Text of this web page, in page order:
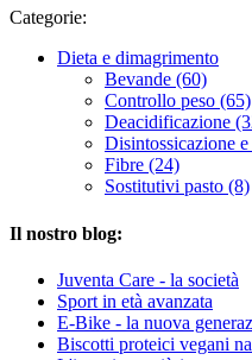
Categorie:
Dieta e dimagrimento
Bevande (60)
Controllo peso (65)
Deacidificazione
Disintossicazione
Fibre (24)
Sostitutivi pasto (8)
Il nostro blog:
Juventa Care - la società
Sport in età avanzata
E-Bike - la nuova
Biscotti proteici vegani